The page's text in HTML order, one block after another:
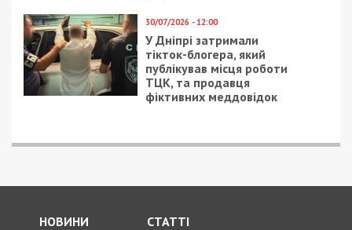
30/07/2026 - 12:00
У Дніпрі затримали
тікток-блогера, який
публікував місця роботи
ТЦК, та продавця
фіктивних меддовідок
НОВИНИ СТАТТІ